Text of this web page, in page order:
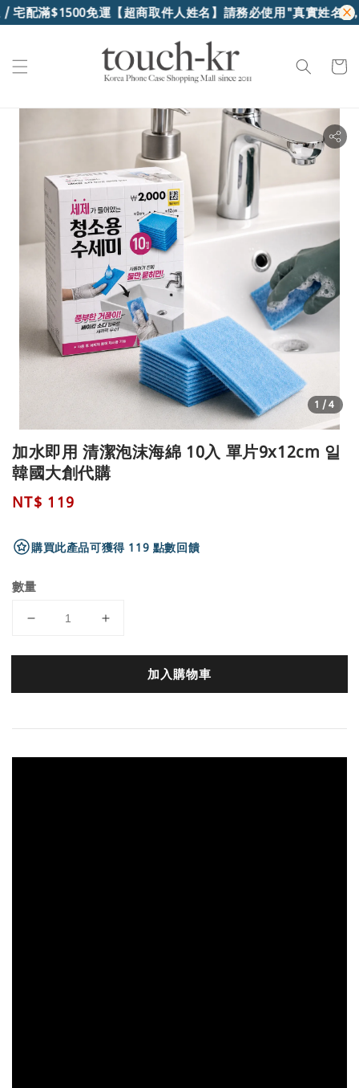
宅配滿$1500免運【超商取件人姓名】請務必使用"真實姓名"
1 /4
加水即用 清潔泡沫海綿 10入 單片9x12cm 일
韓國大創代購
Regular
NT$ 119
購買此產品可獲得 119 點數回饋
數量
加入購物車